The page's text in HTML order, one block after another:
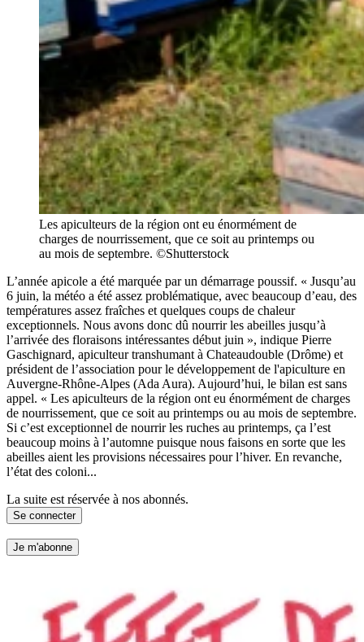
Les apiculteurs de la région ont eu énormément de
charges de nourrissement, que ce soit au printemps ou
au mois de septembre. ©Shutterstock
L’année apicole a été marquée par un démarrage poussif. « Jusqu’au
6 juin, la météo a été assez problématique, avec beaucoup d’eau, des
températures assez fraîches et quelques coups de chaleur
exceptionnels. Nous avons donc dû nourrir les abeilles jusqu’à
l’arrivée des floraisons intéressantes début juin », indique Pierre
Gaschignard, apiculteur transhumant à Chateaudouble (Drôme) et
président de l’association pour le développement de l'apiculture en
Auvergne-Rhône-Alpes (Ada Aura). Aujourd’hui, le bilan est sans
appel. « Les apiculteurs de la région ont eu énormément de charges
de nourrissement, que ce soit au printemps ou au mois de septembre.
Si c’est exceptionnel de nourrir les ruches au printemps, ça l’est
beaucoup moins à l’automne puisque nous faisons en sorte que les
abeilles aient les provisions nécessaires pour l’hiver. En revanche,
l’état des coloni...
La suite est réservée à nos abonnés.
Se connecter
Je m'abonne